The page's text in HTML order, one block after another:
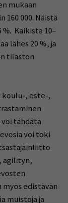
mukaan
160 000. Näistä
%. Kaikista 10–
lähes 20 %, ja
tilaston
koulu-, este-,
tähdätä
voi toki
agilityn,
edistävän
muistoja ja